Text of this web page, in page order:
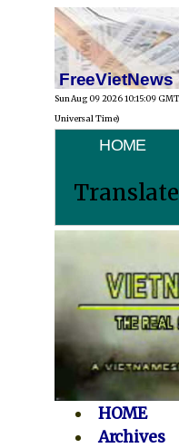
FreeVietNews
Sun Aug 09 2026 10:15:09
Universal Time)
HOME
HOME
Archives